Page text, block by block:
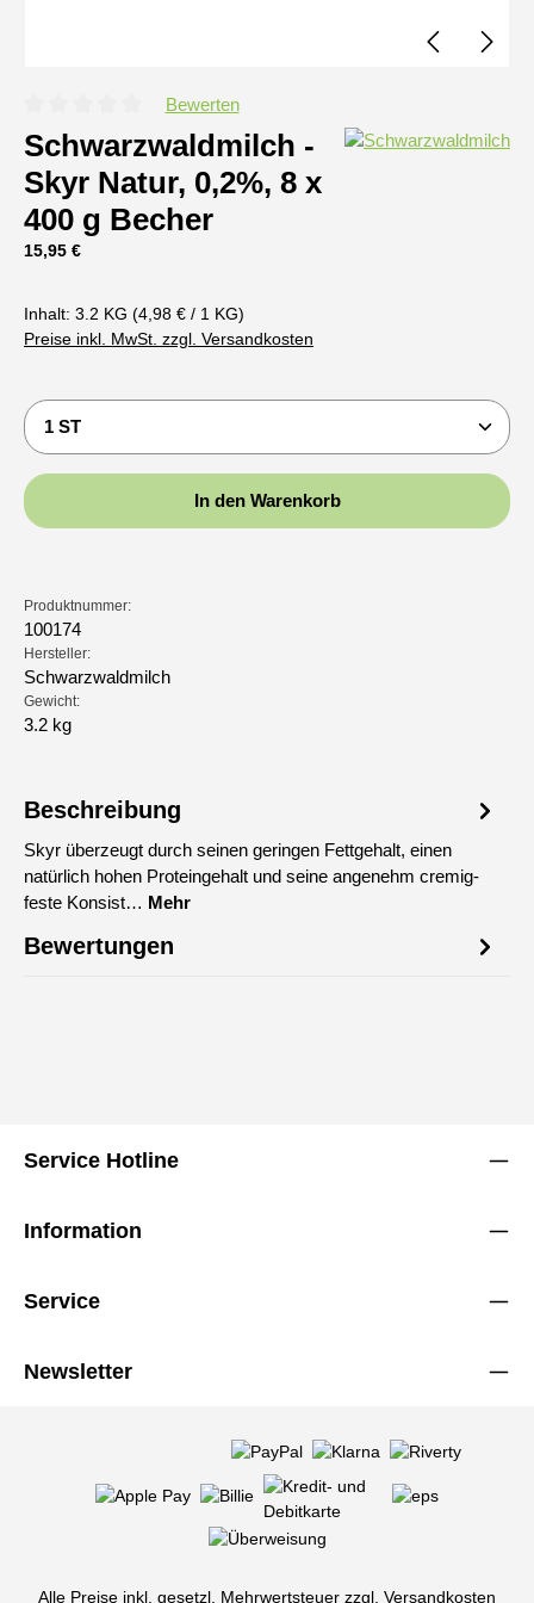
Durchschnittliche Bewertung von 0 von 5 Sternen
Bewerten
Schwarzwaldmilch -
Skyr Natur, 0,2%, 8 x
400 g Becher
Regulärer Preis:
15,95 €
Inhalt: 3.2 KG (4,98 € / 1 KG)
Preise inkl. MwSt. zzgl. Versandkosten
Produkt Anzahl: Gib den gewünschten Wert ein
In den Warenkorb
Produktnummer:
100174
Hersteller:
Schwarzwaldmilch
Gewicht:
3.2 kg
Beschreibung
Skyr überzeugt durch seinen geringen Fettgehalt, einen
natürlich hohen Proteingehalt und seine angenehm cremig-
feste Konsist… Mehr
Bewertungen
Service Hotline
Information
Service
Newsletter
Alle Preise inkl. gesetzl. Mehrwertsteuer zzgl. Versandkosten